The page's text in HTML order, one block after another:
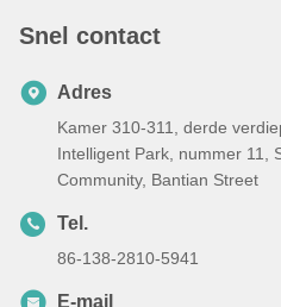
Snel contact
Adres
Kamer 310-311, derde
Intelligent Park, nummer 11,
Community, Bantian Street
Tel.
86-138-2810-5941
E-mail